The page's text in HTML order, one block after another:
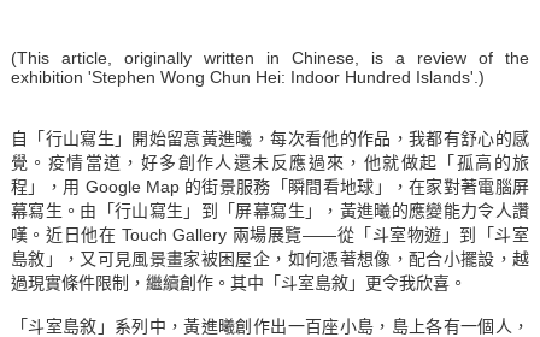
(This article, originally written in Chinese, is a review of the
exhibition 'Stephen Wong Chun Hei: Indoor Hundred Islands'.)
自「行山寫生」開始留意黃進曦，每次看他的作品，我都有舒心的感
覺。疫情當道，好多創作人還未反應過來，他就做起「孤高的旅
程」，用 Google Map 的街景服務「瞬間看地球」，在家對著電腦屏
幕寫生。由「行山寫生」到「屏幕寫生」，黃進曦的應變能力令人讚
嘆。近日他在 Touch Gallery 兩場展覽——從「斗室物遊」到「斗室
島敘」，又可見風景畫家被困屋企，如何憑著想像，配合小擺設，越
過現實條件限制，繼續創作。其中「斗室島敘」更令我欣喜。
「斗室島敘」系列中，黃進曦創作出一百座小島，島上各有一個人，